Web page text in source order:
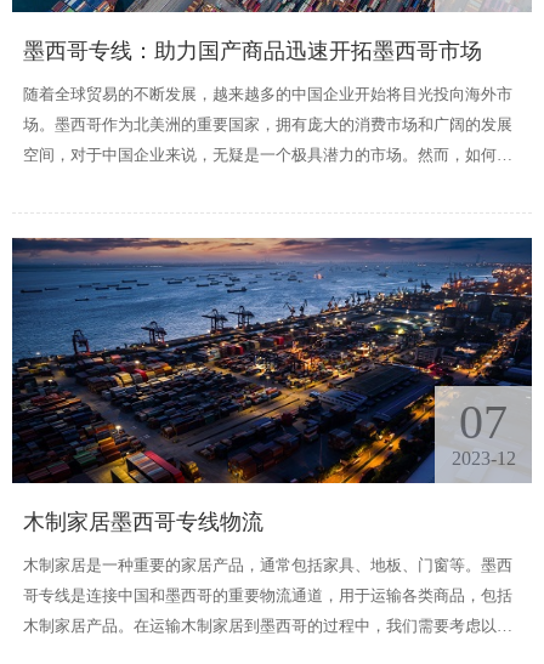
墨西哥专线：助力国产商品迅速开拓墨西哥市场
随着全球贸易的不断发展，越来越多的中国企业开始将目光投向海外市
场。墨西哥作为北美洲的重要国家，拥有庞大的消费市场和广阔的发展
空间，对于中国企业来说，无疑是一个极具潜力的市场。然而，如何让
哥专线物流服务。
07
2023-12
木制家居墨西哥专线物流
木制家居是一种重要的家居产品，通常包括家具、地板、门窗等。墨西
哥专线是连接中国和墨西哥的重要物流通道，用于运输各类商品，包括
木制家居产品。在运输木制家居到墨西哥的过程中，我们需要考虑以下